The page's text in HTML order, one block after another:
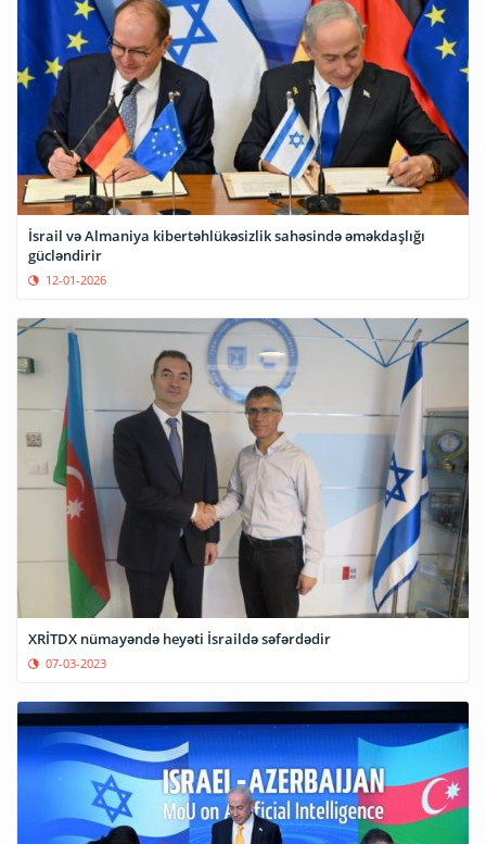
İsrail və Almaniya kibertəhlükəsizlik sahəsində əməkdaşlığı
gücləndirir
12-01-2026
XRİTDX nümayəndə heyəti İsraildə səfərdədir
07-03-2023